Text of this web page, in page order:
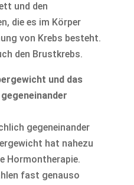
und den
die es im Körper
von Krebs besteht.
den Brustkrebs.
und das
gegeneinander
hat nahezu
Hormontherapie.
fast genauso